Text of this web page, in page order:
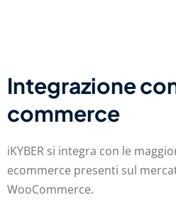
Integrazione
commerce
iKYBER si integra con le
ecommerce presenti sul
WooCommerce.